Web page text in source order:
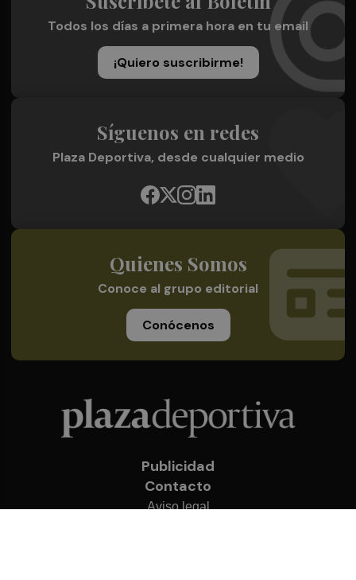
Todos los días a primera hora en tu email
¡Quiero suscribirme!
Síguenos en redes
Plaza Deportiva, desde cualquier medio
Quienes Somos
Conoce al grupo editorial
Conócenos
Publicidad
Contacto
Aviso legal